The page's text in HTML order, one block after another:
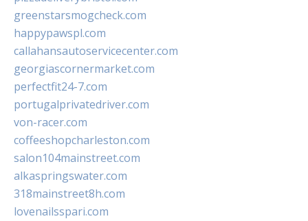
greenstarsmogcheck.com
happypawspl.com
callahansautoservicecenter.com
georgiascornermarket.com
perfectfit24-7.com
portugalprivatedriver.com
von-racer.com
coffeeshopcharleston.com
salon104mainstreet.com
alkaspringswater.com
318mainstreet8h.com
lovenailsspari.com